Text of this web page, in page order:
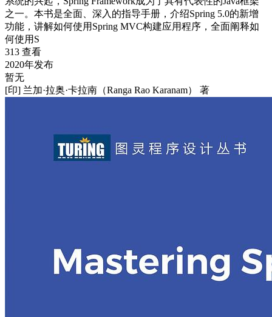
之一。本书是全面、深入的指导手册，介绍Spring 5.0的新增
功能，讲解如何使用Spring MVC构建应用程序，全面阐释如
何使用S
313 查看
2020年发布
暂无
[印] 兰加·拉奥·卡拉南（Ranga Rao Karanam） 著